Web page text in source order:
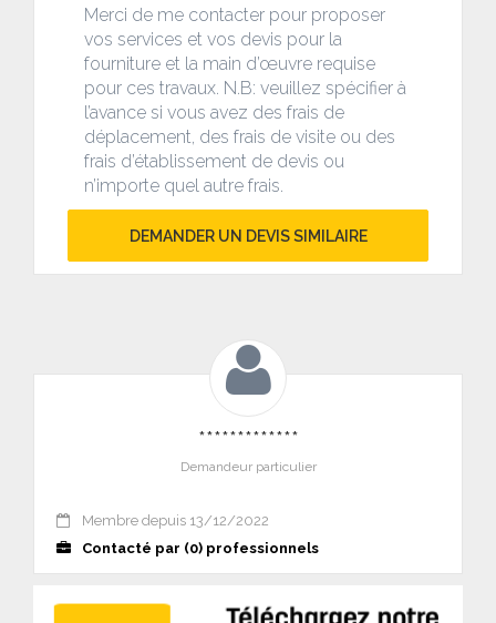
Merci de me contacter pour proposer
vos services et vos devis pour la
fourniture et la main d’œuvre requise
pour ces travaux. N.B: veuillez spécifier à
l’avance si vous avez des frais de
déplacement, des frais de visite ou des
frais d’établissement de devis ou
n’importe quel autre frais.
DEMANDER UN DEVIS SIMILAIRE
*************
Demandeur particulier
Membre depuis 13/12/2022
Contacté par (0) professionnels